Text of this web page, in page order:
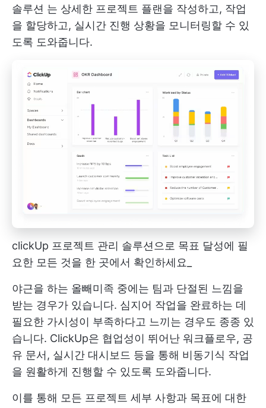
솔루션 는 상세한 프로젝트 플랜을 작성하고, 작업
을 할당하고, 실시간 진행 상황을 모니터링할 수 있
도록 도와줍니다.
clickUp 프로젝트 관리 솔루션으로 목표 달성에 필
요한 모든 것을 한 곳에서 확인하세요_
야근을 하는 올빼미족 중에는 팀과 단절된 느낌을
받는 경우가 있습니다. 심지어 작업을 완료하는 데
필요한 가시성이 부족하다고 느끼는 경우도 종종 있
습니다. ClickUp은 협업성이 뛰어난 워크플로우, 공
유 문서, 실시간 대시보드 등을 통해 비동기식 작업
을 원활하게 진행할 수 있도록 도와줍니다.
이를 통해 모든 프로젝트 세부 사항과 목표에 대한